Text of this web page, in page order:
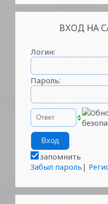
ВХОД НА
Логин:
Пароль:
запомнить
Забыл пароль |